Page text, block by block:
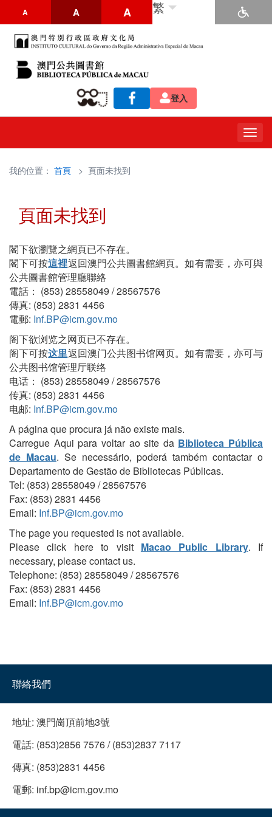
A A A 繁
登入
我的位置： 首頁 > 頁面未找到
頁面未找到
閣下欲瀏覽之網頁已不存在。
閣下可按這裡返回澳門公共圖書館網頁。如有需要，亦可與
公共圖書館管理廳聯絡
電話： (853) 28558049 / 28567576
傳真: (853) 2831 4456
電郵: Inf.BP@icm.gov.mo
阁下欲浏览之网页已不存在。
阁下可按这里返回澳门公共图书馆网页。如有需要，亦可与
公共图书馆管理厅联络
电话： (853) 28558049 / 28567576
传真: (853) 2831 4456
电邮: Inf.BP@icm.gov.mo
A página que procura já não existe mais.
Carregue Aqui para voltar ao site da Biblioteca Pública
de Macau. Se necessário, poderá também contactar o
Departamento de Gestão de Bibliotecas Públicas.
Tel: (853) 28558049 / 28567576
Fax: (853) 2831 4456
Email: Inf.BP@icm.gov.mo
The page you requested is not available.
Please click here to visit Macao Public Library. If
necessary, please contact us.
Telephone: (853) 28558049 / 28567576
Fax: (853) 2831 4456
Email: Inf.BP@icm.gov.mo
聯絡我們
地址: 澳門崗頂前地3號
電話: (853)2856 7576 / (853)2837 7117
傳真: (853)2831 4456
電郵: inf.bp@icm.gov.mo